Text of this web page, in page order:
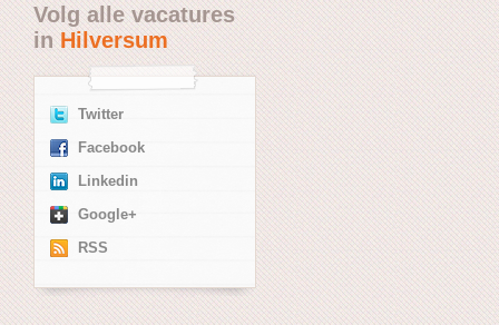
Volg alle vacatures
inHilversum
Twitter
Facebook
Linkedin
Google+
RSS